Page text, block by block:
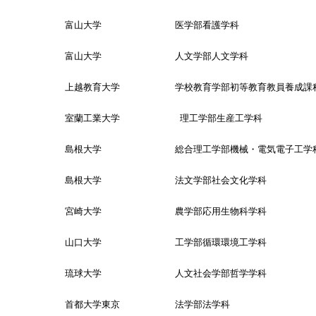
富山大学 医学部看護学科
富山大学 人文学部人文学科
上越教育大学 学校教育学部初等教育教員養成課
室蘭工業大学 理工学部生産工学科
島根大学 総合理工学部機械・電気電子工学
島根大学 法文学部社会文化学科
宮崎大学 農学部応用生物科学科
山口大学 工学部循環環境工学科
琉球大学 人文社会学部哲学学科
首都大学東京 法学部法学科